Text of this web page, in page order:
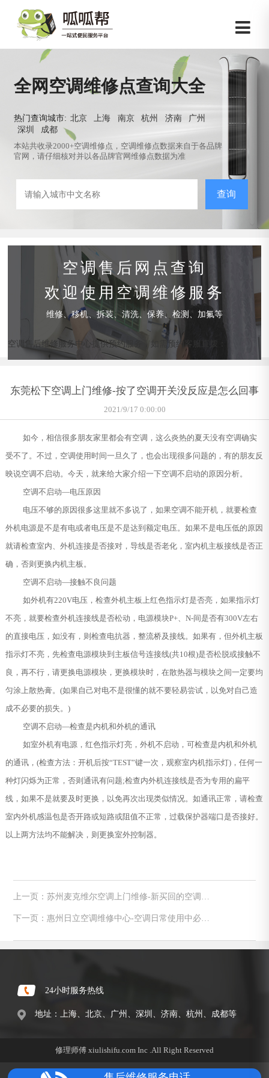
全网空调维修点查询大全
热门查询城市: 北京 上海 南京 杭州 济南
广州
深圳
成都
本站共收录2000+空调维修点，空调维修点数据来自于各品牌
官网，请仔细核对并以各品牌官网维修点数据为准
查询
空调售后网点查询
欢迎使用空调维修服务
维修、移机、拆装、清洗、保养、检测、加氟等
空调售后维修服务中心提供预约服务，如需预约客服直拨：
东莞松下空调上门维修-按了空调开关没反应是怎么回事
2021/9/17 0:00:00
如今，相信很多朋友家里都会有空调，这么炎热的夏天没有空调确实
受不了。不过，空调使用时间一旦久了，也会出现很多问题的，有的朋友反
映说空调不启动。今天，就来给大家介绍一下空调不启动的原因分析。
空调不启动—电压原因
电压不够的原因很多这里就不多说了，如果空调不能开机，就要检查
外机电源是不是有电或者电压是不是达到额定电压。如果不是电压低的原因
就请检查室内、外机连接是否接对，导线是否老化，室内机主板接线是否正
确，否则更换内机主板。
空调不启动—接触不良问题
如外机有220V电压，检查外机主板上红色指示灯是否亮，如果指示灯
不亮，就要检查外机连接线是否松动，电源模块P+、N-间是否有300V左右
的直接电压，如没有，则检查电抗器，整流桥及接线。如果有，但外机主板
指示灯不亮，先检查电源模块到主板信号连接线(共10根)是否松脱或接触不
良，再不行，请更换电源模块，更换模块时，在散热器与模块之间一定要均
匀涂上散热膏。(如果自己对电不是很懂的就不要轻易尝试，以免对自己造
成不必要的损失。)
空调不启动—检查是内机和外机的通讯
如室外机有电源，红色指示灯亮，外机不启动，可检查是内机和外机
的通讯，(检查方法：开机后按“TEST”键一次，观察室内机指示灯)，任何一
种灯闪烁为正常，否则通讯有问题;检查内外机连接线是否为专用的扁平
线，如果不是就要及时更换，以免再次出现类似情况。如通讯正常，请检查
室内外机感温包是否开路或短路或阻值不正常，过载保护器端口是否接好。
以上两方法均不能解决，则更换室外控制器。
上一页：苏州麦克维尔空调上门维修-新买回的空调如
下一页：惠州日立空调维修中心-空调日常使用中必须
24小时服务热线
地址：上海、北京、广州、深圳、济南、杭州、成都等
修理师傅 xiulishifu.com Inc .All Right Reserved